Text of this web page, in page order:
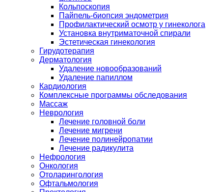
Кольпоскопия
Пайпель-биопсия эндометрия
Профилактический осмотр у гинеколога
Установка внутриматочной спирали
Эстетическая гинекология
Гирудотерапия
Дерматология
Удаление новообразований
Удаление папиллом
Кардиология
Комплексные программы обследования
Массаж
Неврология
Лечение головной боли
Лечение мигрени
Лечение полинейропатии
Лечение радикулита
Нефрология
Онкология
Отоларингология
Офтальмология